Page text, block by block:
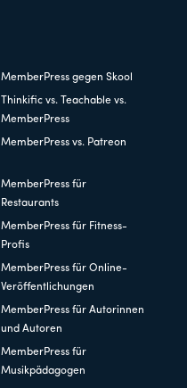
MemberPress gegen Skool
Thinkific vs. Teachable vs.
MemberPress
MemberPress vs. Patreon
MemberPress für
Restaurants
MemberPress für Fitness-
Profis
MemberPress für Online-
Veröffentlichungen
MemberPress für Autorinnen
und Autoren
MemberPress für
Musikpädagogen